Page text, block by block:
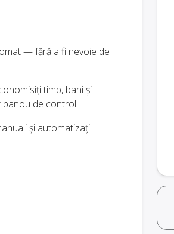
— fără a fi nevoie de
timp, bani și
panou de control.
și automatizați